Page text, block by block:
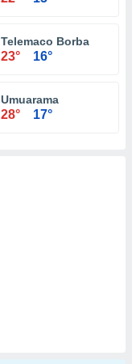
Telemaco Borba
23° 16°
Umuarama
28° 17°